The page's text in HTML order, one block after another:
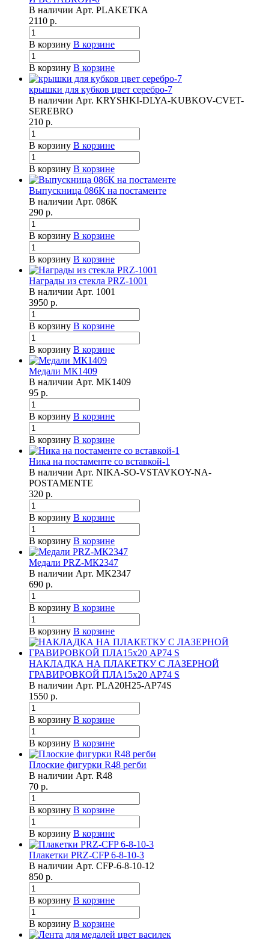
В наличии Арт. PLAKETKA
2110 р.
В корзину В корзине
В корзину В корзине
крышки для кубков цвет серебро-7
В наличии Арт. KRYSHKI-DLYA-KUBKOV-CVET-
SEREBRO
210 р.
В корзину В корзине
В корзину В корзине
Выпускница 086К на постаменте
В наличии Арт. 086K
290 р.
В корзину В корзине
В корзину В корзине
Награды из стекла PRZ-1001
В наличии Арт. 1001
3950 р.
В корзину В корзине
В корзину В корзине
Медали МК1409
В наличии Арт. MK1409
95 р.
В корзину В корзине
В корзину В корзине
Ника на постаменте со вставкой-1
В наличии Арт. NIKA-SO-VSTAVKOY-NA-
POSTAMENTE
320 р.
В корзину В корзине
В корзину В корзине
Медали PRZ-МК2347
В наличии Арт. MK2347
690 р.
В корзину В корзине
В корзину В корзине
НАКЛАДКА НА ПЛАКЕТКУ С ЛАЗЕРНОЙ
ГРАВИРОВКОЙ ПЛА15х20 AP74 S
В наличии Арт. PLA20H25-AP74S
1550 р.
В корзину В корзине
В корзину В корзине
Плоские фигурки R48 регби
В наличии Арт. R48
70 р.
В корзину В корзине
В корзину В корзине
Плакетки PRZ-CFP 6-8-10-3
В наличии Арт. CFP-6-8-10-12
850 р.
В корзину В корзине
В корзину В корзине